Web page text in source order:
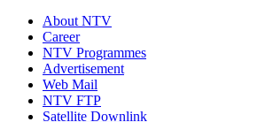
About NTV
Career
NTV Programmes
Advertisement
Web Mail
NTV FTP
Satellite Downlink